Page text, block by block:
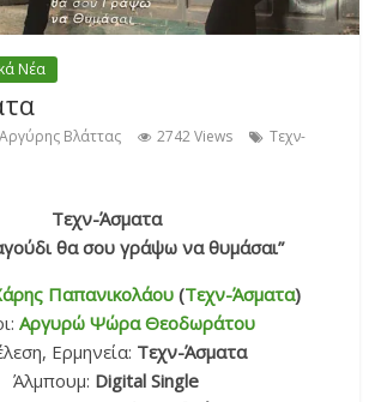
Νέα
Αργύρης Βλάττας 2742 Views
Τεχν-
Τεχν-Άσματα
θα σου γράψω να θυμάσαι”
Παπανικολάου (Τεχν-Άσματα)
Αργυρώ Ψώρα Θεοδωράτου
Ερμηνεία: Τεχν-Άσματα
Άλμπουμ: Digital Single